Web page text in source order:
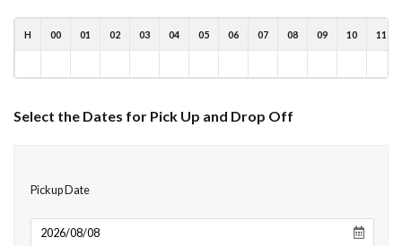
H 00 01 02 03 04 05 06 07 08 09 10 11
Select the Dates for Pick Up and Drop Off
Pickup Date